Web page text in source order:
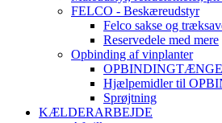
FELCO - Beskæreudstyr
Felco sakse og
Reservedele med mere
Opbinding af vinplanter
Hjælpemidler til
Sprøjtning
KÆLDERARBEJDE